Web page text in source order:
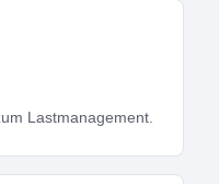
Lastmanagement.